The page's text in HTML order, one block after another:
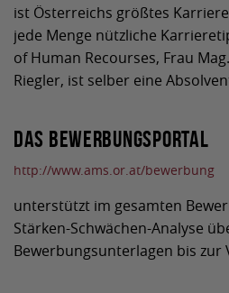
ist Österreichs größtes
jede Menge nützliche
of Human Recourses, Frau
Riegler, ist selber eine
Das Bewerbungsportal
http://www.ams.or.at/bewerbung
unterstützt im gesamten
Stärken-Schwächen-Analyse
Bewerbungsunterlagen bis zur